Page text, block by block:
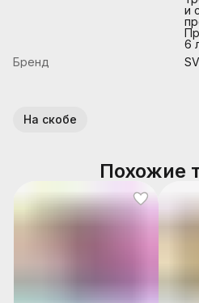
и
6
Бренд
На скобе
Похожие